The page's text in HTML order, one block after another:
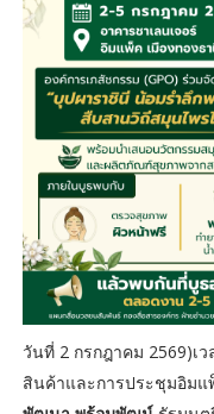
วันที่ 2 กรกฎาคม 2569)เ
สินค้าและการประชุมอิมแ